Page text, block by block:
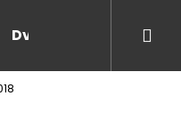
Dveře a zárubně